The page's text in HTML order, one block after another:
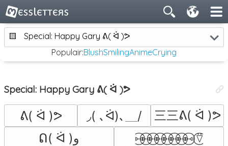
🟨
Special: Happy Gary ᕕ( ᐛ )ᕗ
Populair:BlushSmilingAnimeCrying
Special: Happy Gary ᕕ( ᐛ )ᕗ
ᕕ( ᐛ )ᕗ ◞( ､ᐛ)､＿/
三三ᕕ( ᐛ )ᕗ
ᕠ( ᐛ )و
⑅⃝⑅⃝⑅⃝⑅⃝⑅⃝⑅⃝⑅⃝⑅⃝ ⍢⃝